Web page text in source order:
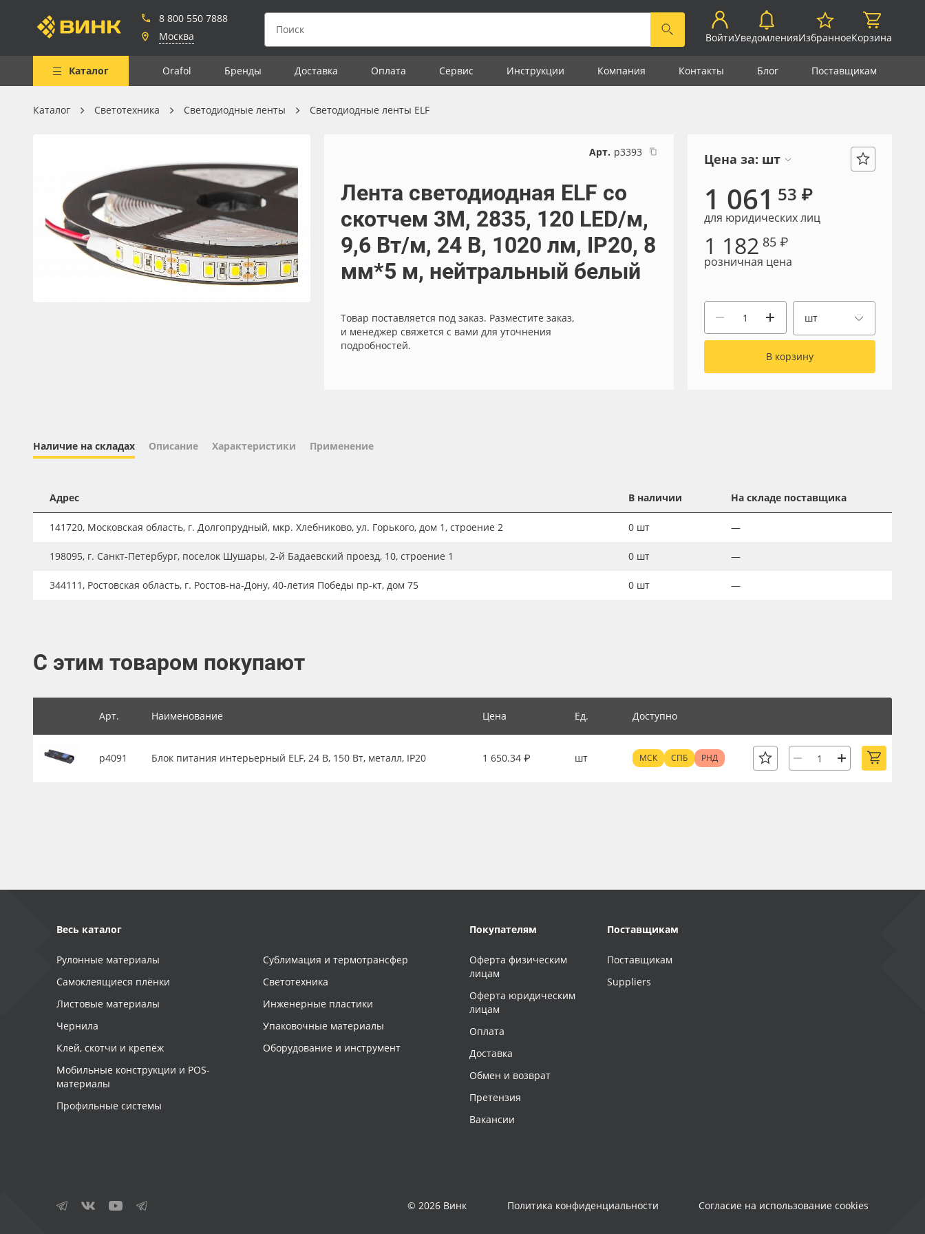
8 800 550 7888
Москва
ВойтиУведомленияИзбранноеКорзина
Каталог Orafol Бренды Доставка Оплата Сервис Инструкции Компания Контакты Блог Поставщикам
Весь каталог
Самоклеящиеся плёнки
Листовые материалы
Чернила
Клей, скотчи и крепёж
Мобильные конструкции и
Новинки ассортимента
Плёнка монтажная Oratape
ПЭТ листовой
ПЭТ бэклит
Заготовки для сувениров
Каталог Светотехника Светодиодные ленты Светодиодные ленты ELF
Арт. р3393
Лента светодиодная ELF со
скотчем 3М, 2835, 120 LED/м,
9,6 Вт/м, 24 В, 1020 лм, IP20, 8
мм*5 м, нейтральный белый
Товар поставляется под заказ. Разместите заказ,
и менеджер свяжется с вами для уточнения
подробностей.
Цена за: шт
1 061 53 ₽
для юридических лиц
1 182 85 ₽
розничная цена
шт
В корзину
Наличие на складах Описание Характеристики Применение
Адрес В наличии На складе поставщика
141720, Московская область, г. Долгопрудный, мкр. Хлебниково, ул. Горького, дом 1, строение 2 0 шт —
198095, г. Санкт-Петербург, поселок Шушары, 2-й Бадаевский проезд, 10, строение 1 0 шт —
344111, Ростовская область, г. Ростов-на-Дону, 40-летия Победы пр-кт, дом 75 0 шт —
С этим товаром покупают
Арт. Наименование Цена Ед. Доступно
р4091 Блок питания интерьерный ELF, 24 В, 150 Вт, металл, IP20 1 650.34 ₽ шт МСК СПБ РНД
Весь каталог
Рулонные материалы
Самоклеящиеся плёнки
Листовые материалы
Чернила
Клей, скотчи и крепёж
Мобильные конструкции и POS-
материалы
Профильные системы
Сублимация и термотрансфер
Светотехника
Инженерные пластики
Упаковочные материалы
Оборудование и инструмент
Покупателям
Оферта физическим
лицам
Оферта юридическим
лицам
Оплата
Доставка
Обмен и возврат
Претензия
Вакансии
Поставщикам
Поставщикам
Suppliers
© 2026 Винк Политика конфиденциальности Согласие на использование cookies